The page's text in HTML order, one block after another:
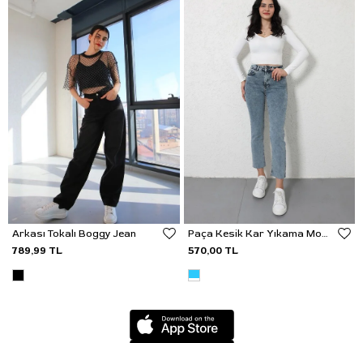
Arkası Tokalı Boggy Jean
789,99 TL
Paça Kesik Kar Yıkama Mom Jean
570,00 TL